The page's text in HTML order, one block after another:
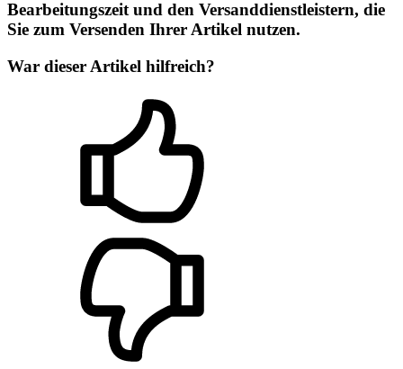
Bearbeitungszeit und den Versanddienstleistern, die
Sie zum Versenden Ihrer Artikel nutzen.
War dieser Artikel hilfreich?